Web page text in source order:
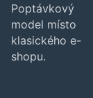
Poptávkový
model místo
klasického e-
shopu.